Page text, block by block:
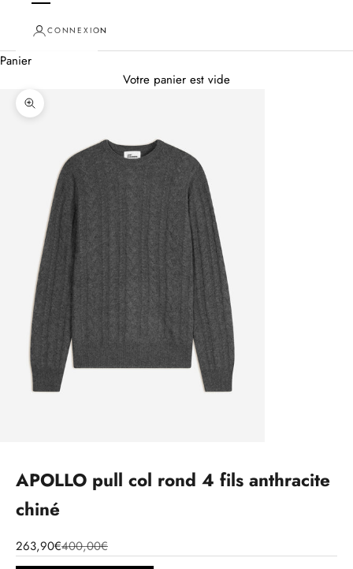
CONNEXION
Panier
Votre panier est vide
Zoomer sur l'image
APOLLO pull col rond 4 fils anthracite
chiné
263,90€400,00€